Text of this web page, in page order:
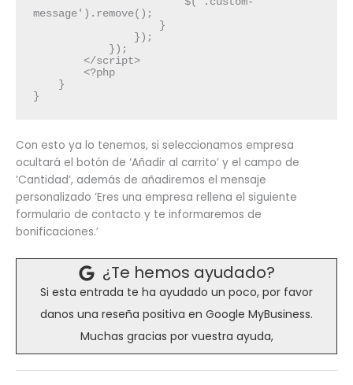
message').remove();
                    }
                });
            });
        </script>
        <?php
    }
}
Con esto ya lo tenemos, si seleccionamos empresa
ocultará el botón de ‘Añadir al carrito’ y el campo de
‘Cantidad’, además de añadiremos el mensaje
personalizado ‘Eres una empresa rellena el siguiente
formulario de contacto y te informaremos de
bonificaciones.’
¿Te hemos ayudado?
Si esta entrada te ha ayudado un poco, por favor
danos una reseña positiva en Google MyBusiness.
Muchas gracias por vuestra ayuda,